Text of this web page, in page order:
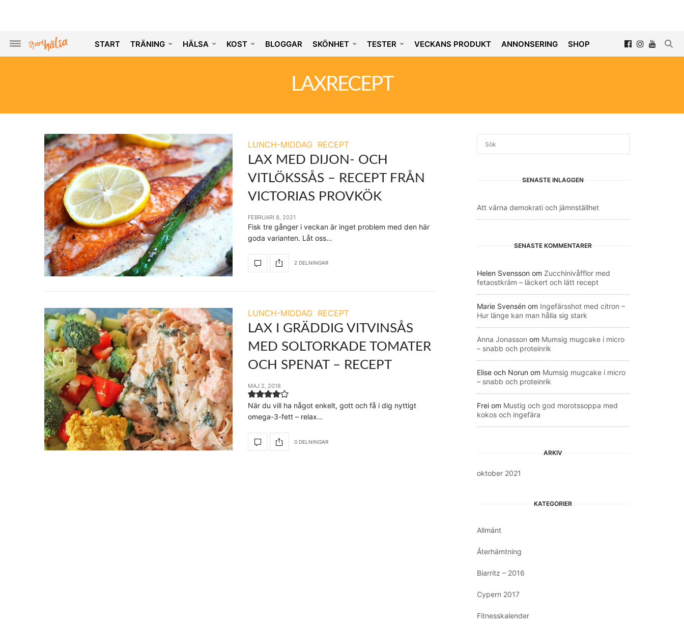
START TRÄNING HÄLSA KOST BLOGGAR SKÖNHET TESTER VECKANS PRODUKT ANNONSERING SHOP
LAXRECEPT
LUNCH-MIDDAG RECEPT
LAX MED DIJON- OCH
VITLÖKSSÅS – RECEPT FRÅN
VICTORIAS PROVKÖK
FEBRUARI 8, 2021
Fisk tre gånger i veckan är inget problem med den här
goda varianten. Låt oss…
2 DELNINGAR
LUNCH-MIDDAG RECEPT
LAX I GRÄDDIG VITVINSÅS
MED SOLTORKADE TOMATER
OCH SPENAT – RECEPT
MAJ 2, 2018
När du vill ha något enkelt, gott och få i dig nyttigt
omega-3-fett – relax…
0 DELNINGAR
SENASTE INLÄGGEN
Att värna demokrati och jämnställhet
SENASTE KOMMENTARER
Helen Svensson om Zucchinivåfflor med
fetaostkräm – läckert och lätt recept
Marie Svensén om Ingefärsshot med citron –
Hur länge kan man hålla sig stark
Anna Jonasson om Mumsig mugcake i micro
– snabb och proteinrik
Elise och Norun om Mumsig mugcake i micro
– snabb och proteinrik
Frei om Mustig och god morotssoppa med
kokos och ingefära
ARKIV
oktober 2021
KATEGORIER
Allmänt
Återhämtning
Biarritz – 2016
Cypern 2017
Fitnesskalender